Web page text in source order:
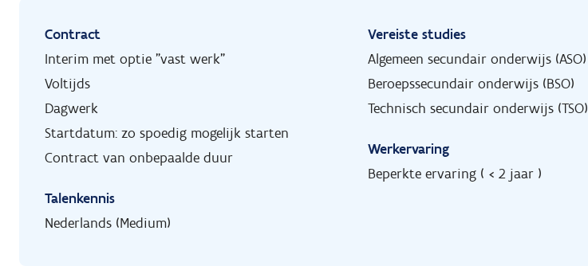
Contract
Interim met optie "vast werk"
Voltijds
Dagwerk
Startdatum: zo spoedig mogelijk starten
Contract van onbepaalde duur
Talenkennis
Nederlands (Medium)
Vereiste studies
Algemeen secundair onderwijs (ASO)
Beroepssecundair onderwijs (BSO)
Technisch secundair onderwijs (TSO)
Werkervaring
Beperkte ervaring ( < 2 jaar )